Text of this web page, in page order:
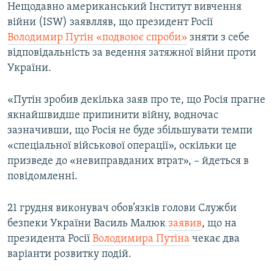
Нещодавно американський Інститут вивчення
війни (ISW) заявлляв, що президент Росії
Володимир Путін «подвоює спроби» зняти з себе
відповідальність за ведення затяжної війни проти
України.
«Путін зробив декілька заяв про те, що Росія прагне
якнайшвидше припинити війну, водночас
зазначивши, що Росія не буде збільшувати темпи
«спеціальної військової операції», оскільки це
призведе до «невиправданих втрат», – йдеться в
повідомленні.
21 грудня виконувач обов’язків голови Служби
безпеки України Василь Малюк заявив, що на
президента Росії Володимира Путіна чекає два
варіанти розвитку подій.